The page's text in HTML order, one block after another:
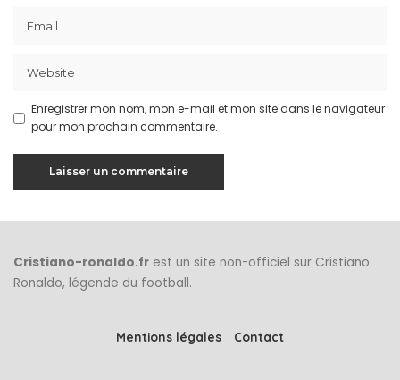
Enregistrer mon nom, mon e-mail et mon site dans le navigateur
pour mon prochain commentaire.
Cristiano-ronaldo.fr est un site non-officiel sur Cristiano
Ronaldo, légende du football.
Mentions légales Contact